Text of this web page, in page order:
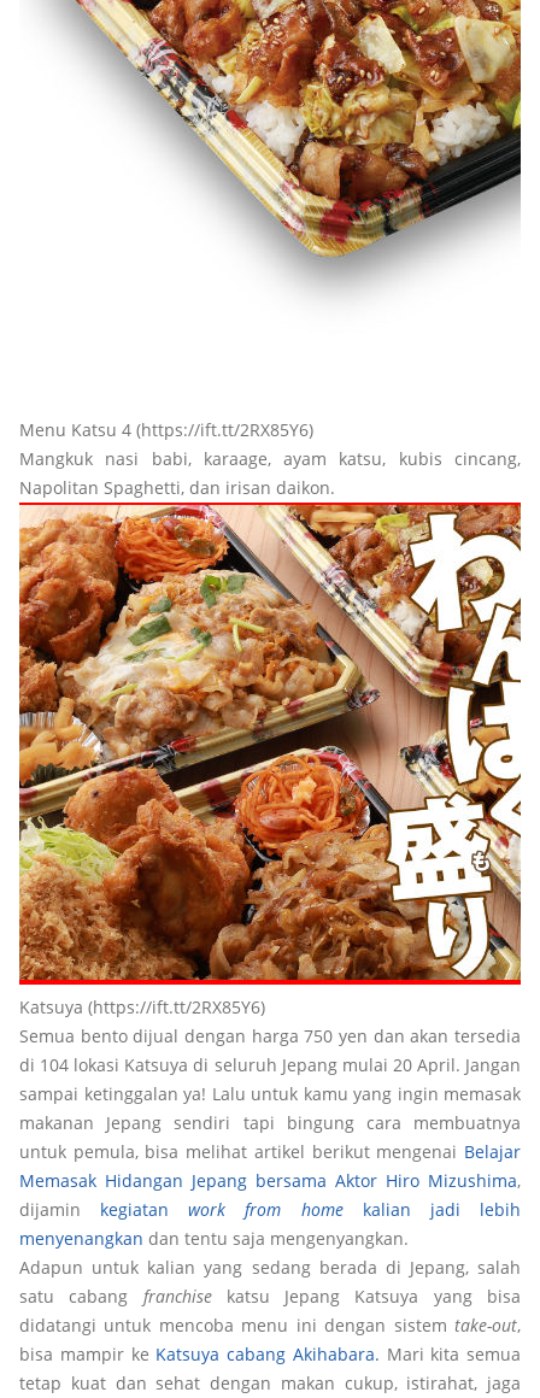
Menu Katsu 4 (https://ift.tt/2RX85Y6)
Mangkuk nasi babi, karaage, ayam katsu, kubis cincang,
Napolitan Spaghetti, dan irisan daikon.
Katsuya (https://ift.tt/2RX85Y6)
Semua bento dijual dengan harga 750 yen dan akan tersedia
di 104 lokasi Katsuya di seluruh Jepang mulai 20 April. Jangan
sampai ketinggalan ya! Lalu untuk kamu yang ingin memasak
makanan Jepang sendiri tapi bingung cara membuatnya
untuk pemula, bisa melihat artikel berikut mengenai Belajar
Memasak Hidangan Jepang bersama Aktor Hiro Mizushima,
dijamin kegiatanwork from homekalian jadi lebih
menyenangkan dan tentu saja mengenyangkan.
Adapun untuk kalian yang sedang berada di Jepang, salah
satu cabang franchisekatsu Jepang Katsuya yang bisa
didatangi untuk mencoba menu ini dengan sistem take-out,
bisa mampir ke Katsuya cabang Akihabara. Mari kita semua
tetap kuat dan sehat dengan makan cukup, istirahat, jaga